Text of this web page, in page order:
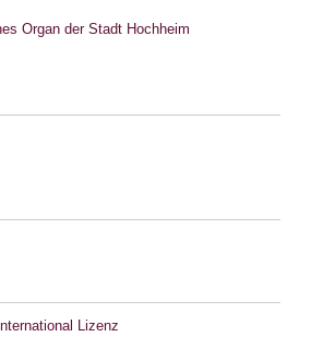
Organ der Stadt Hochheim
Lizenz